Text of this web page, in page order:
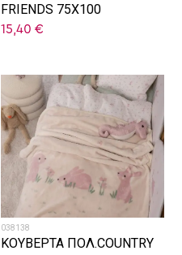
FRIENDS 75X100
15,40 €
038138
ΚΟΥΒΕΡΤΑ ΠΟΛ.COUNTRY